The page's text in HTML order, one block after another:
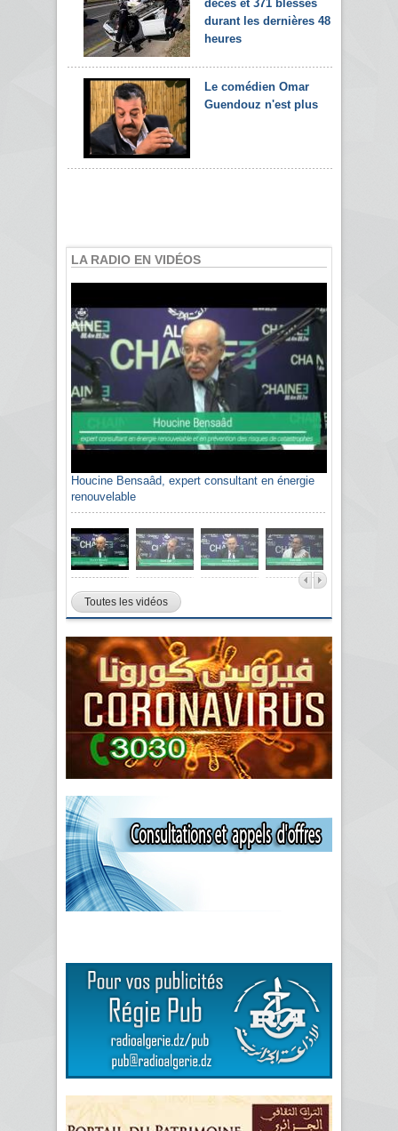
décès et 371 blessés
durant les dernières 48
heures
Le comédien Omar
Guendouz n'est plus
LA RADIO EN VIDÉOS
Houcine Bensaâd, expert consultant en énergie
renouvelable
Toutes les vidéos